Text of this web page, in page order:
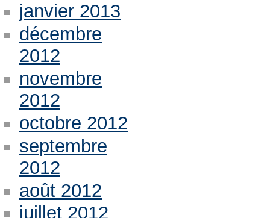
janvier 2013
décembre
2012
novembre
2012
octobre 2012
septembre
2012
août 2012
juillet 2012